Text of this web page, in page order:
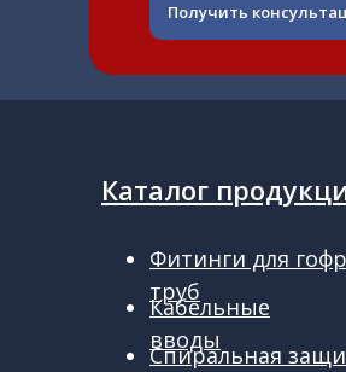
Получить
Каталог
Спиральная
Кабельные
вводы
Фитинги для
труб